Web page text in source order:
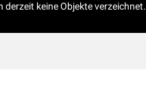
keine Objekte verzeichnet.